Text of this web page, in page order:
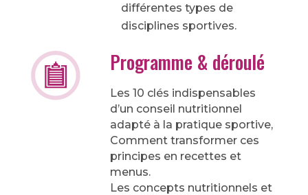
différentes types de
disciplines sportives.
Programme & déroulé
Les 10 clés indispensables
d’un conseil nutritionnel
adapté à la pratique sportive,
Comment transformer ces
principes en recettes et
menus.
Les concepts nutritionnels et